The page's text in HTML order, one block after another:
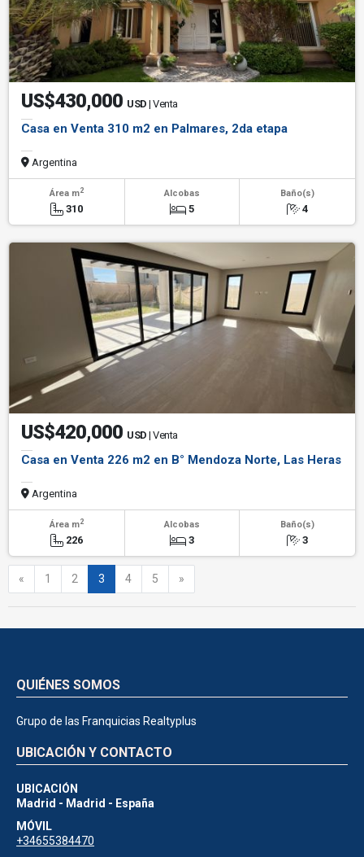
US$430,000 USD | Venta
Casa en Venta 310 m2 en Palmares, 2da etapa
Argentina
Área m2
310
Alcobas
5
Baño(s)
4
US$420,000 USD | Venta
Casa en Venta 226 m2 en B° Mendoza Norte, Las Heras
Argentina
Área m2
226
Alcobas
3
Baño(s)
3
« Anterior
1 2 3 4 5 »
QUIÉNES SOMOS
Grupo de las Franquicias Realtyplus
UBICACIÓN Y CONTACTO
UBICACIÓN
Madrid - Madrid - España
MÓVIL
+34655384470